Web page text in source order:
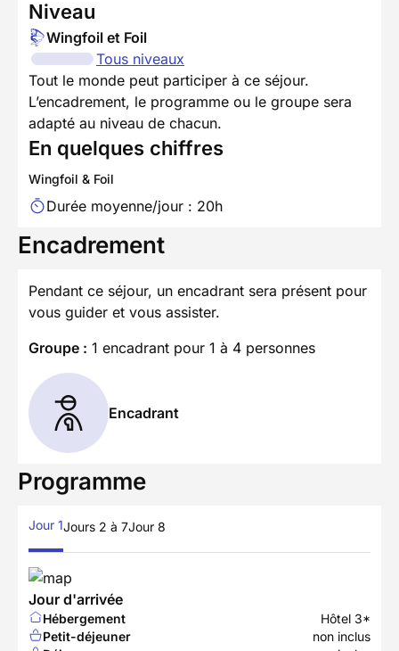
Niveau
Wingfoil et Foil
Tous niveaux
Tout le monde peut participer à ce séjour.
L’encadrement, le programme ou le groupe sera
adapté au niveau de chacun.
En quelques chiffres
Wingfoil & Foil
Durée moyenne/jour : 20h
Encadrement
Pendant ce séjour, un encadrant sera présent pour
vous guider et vous assister.
Groupe : 1 encadrant pour 1 à 4 personnes
Encadrant
Programme
Jour 1Jours 2 à 7Jour 8
Jour d'arrivée
Hébergement
Hôtel 3*
Petit-déjeuner
non inclus